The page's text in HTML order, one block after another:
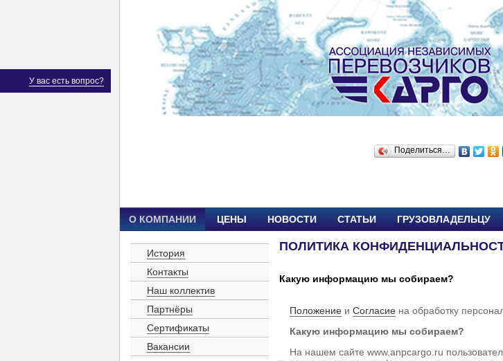
Поделиться…
О КОМПАНИИ ЦЕНЫ НОВОСТИ СТАТЬИ ГРУЗОВЛАДЕЛЬЦУ
История
Контакты
Наш коллектив
Партнёры
Сертификаты
Вакансии
ПОЛИТИКА
Какую информацию мы собираем?
Положение и Согласие на обработку
Какую информацию мы собираем?
На нашем сайте www.anpcargo.ru
У вас есть вопрос?